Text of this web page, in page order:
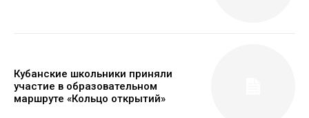
Кубанские школьники приняли
участие в образовательном
маршруте «Кольцо открытий»